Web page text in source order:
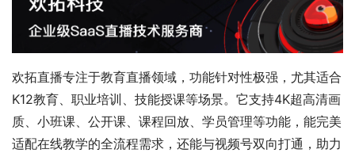
欢拓直播专注于教育直播领域，功能针对性极强，尤其适合
K12教育、职业培训、技能授课等场景。它支持4K超高清画
质、小班课、公开课、课程回放、学员管理等功能，能完美
适配在线教学的全流程需求，还能与视频号双向打通，助力